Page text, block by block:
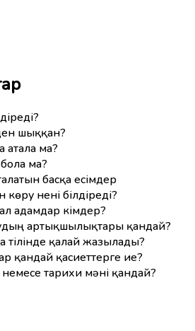
шыққан?
атала ма?
ма?
басқа есімдер
нені білдіреді?
адамдар кімдер?
артықшылықтары қандай?
тілінде қалай жазылады?
қандай қасиеттерге ие?
тарихи мәні қандай?